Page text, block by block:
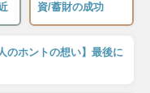
資/蓄財の成功
ホントの想い】最後に